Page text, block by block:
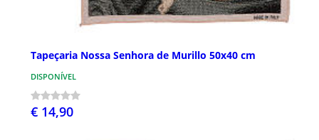
Tapeçaria Nossa Senhora de Murillo 50x40 cm
DISPONÍVEL
€ 14,90